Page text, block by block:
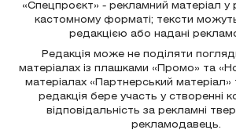
«Спецпроєкт» - рекламний матеріал
кастомному форматі; тексти
редакцією або надані
Редакція може не поділяти
матеріалах із плашками «Промо» та
матеріалах «Партнерський матеріал»
редакція бере участь у створенні
відповідальність за рекламні
рекламодавець.